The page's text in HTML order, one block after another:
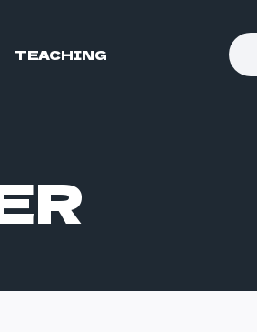
TEACHING